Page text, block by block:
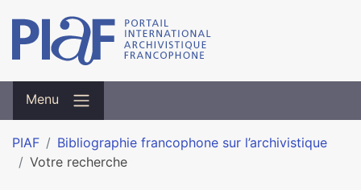
Menu
PIAF
Bibliographie francophone sur l’archivistique
Votre recherche